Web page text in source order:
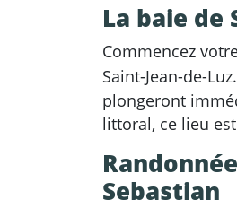
La baie de
Commencez
Saint-Jean-de-
plongeront
littoral, ce lieu
Sebastian